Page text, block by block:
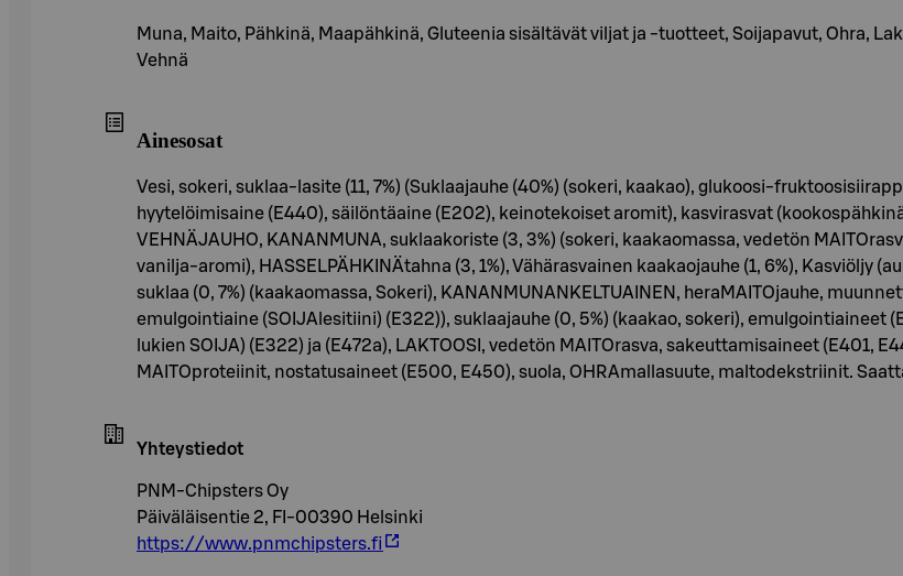
Muna, Maito, Pähkinä, Maapähkinä, Gluteenia sisältävät viljat ja -tuotteet, Soijapavut, Ohra,
Vehnä
Ainesosat
Vesi, sokeri, suklaa-lasite (11, 7%) (Suklaajauhe (40%) (sokeri, kaakao), glukoosi-
hyytelöimisaine (E440), säilöntäaine (E202), keinotekoiset aromit), kasvirasvat
VEHNÄJAUHO, KANANMUNA, suklaakoriste (3, 3%) (sokeri, kaakaomassa, vedetön
vanilja-aromi), HASSELPÄHKINÄtahna (3, 1%), Vähärasvainen kaakaojauhe (1, 6%),
suklaa (0, 7%) (kaakaomassa, Sokeri), KANANMUNANKELTUAINEN, heraMAITOjauhe,
emulgointiaine (SOIJAlesitiini) (E322)), suklaajauhe (0, 5%) (kaakao, sokeri), emulgointiaineet
lukien SOIJA) (E322) ja (E472a), LAKTOOSI, vedetön MAITOrasva, sakeuttamisaineet (E401,
MAITOproteiinit, nostatusaineet (E500, E450), suola, OHRAmallasuute, maltodekstriinit.
Yhteystiedot
PNM-Chipsters Oy
Päiväläisentie 2, FI-00390 Helsinki
https://www.pnmchipsters.fi